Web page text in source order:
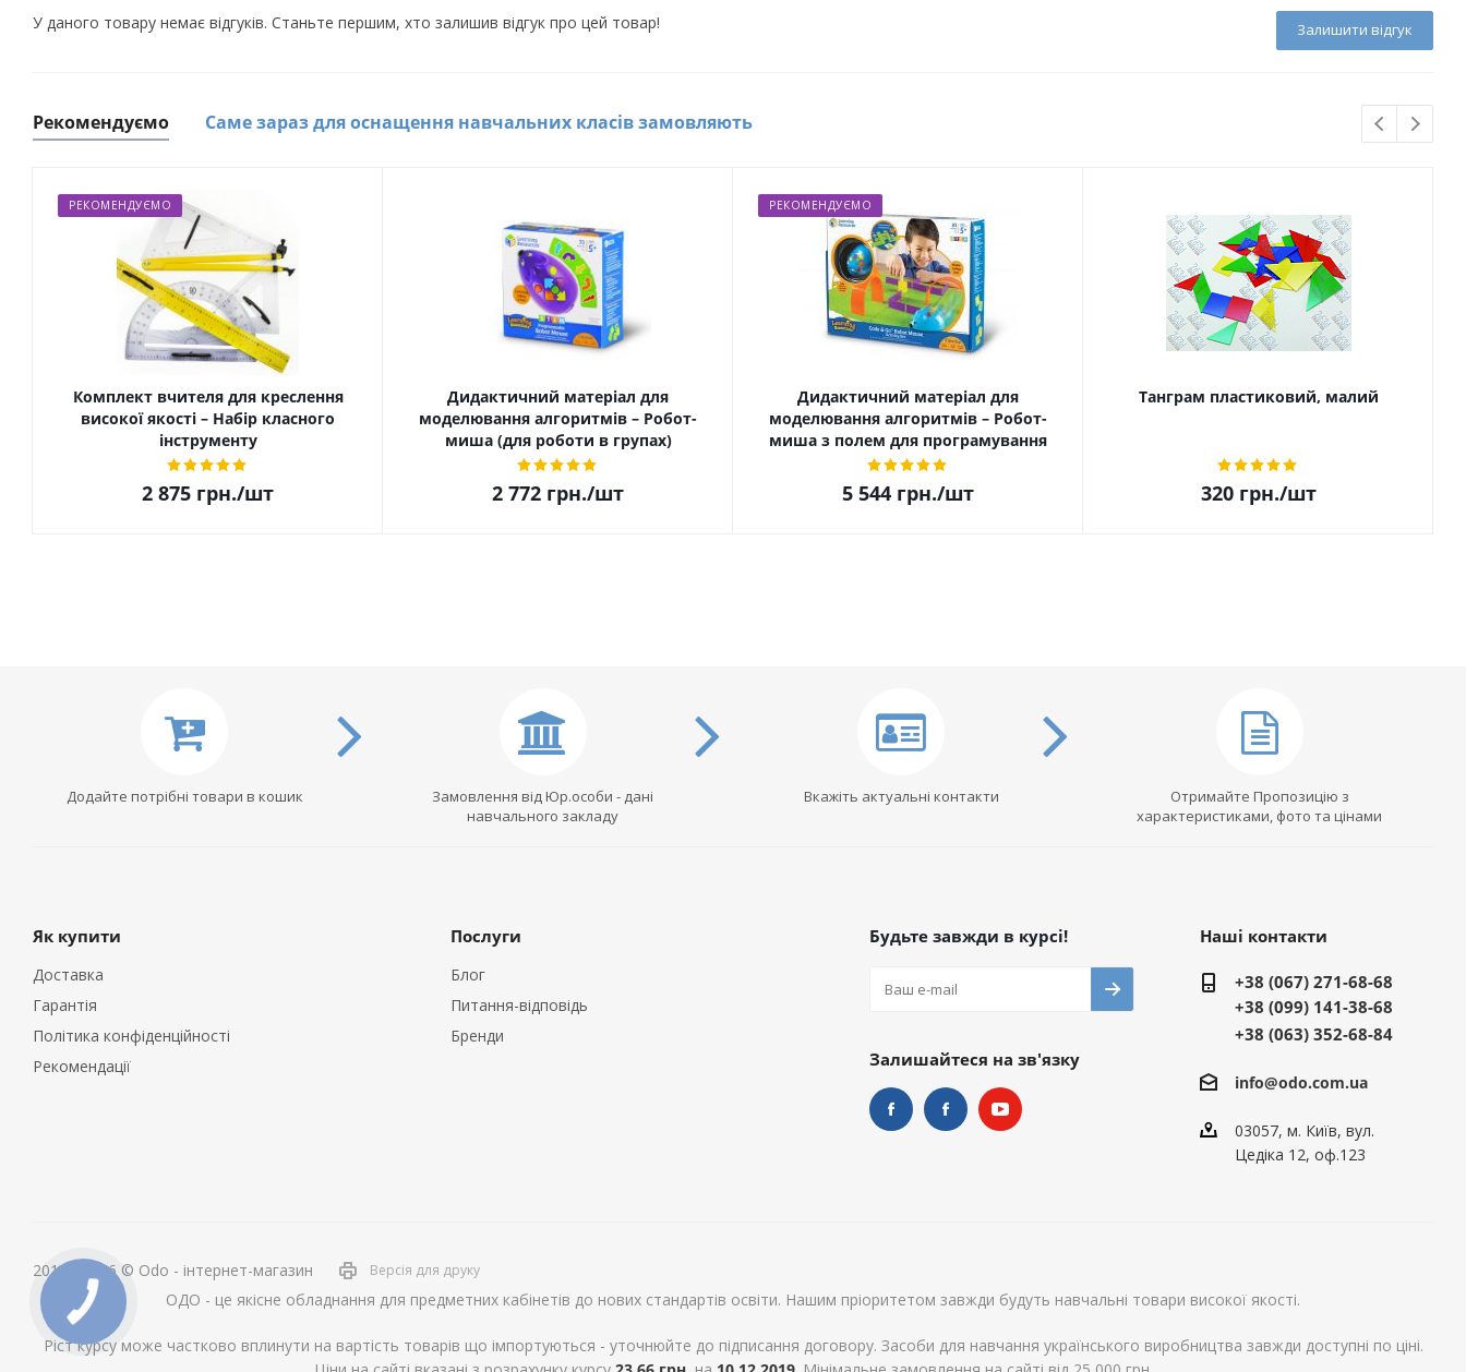
Залишити відгук
У даного товару немає відгуків. Станьте першим, хто залишив відгук про цей товар!
Рекомендуємо Саме зараз для оснащення навчальних класів замовляють
РЕКОМЕНДУЄМО
Комплект вчителя для креслення
високої якості – Набір класного
інструменту
2 875 грн./шт
Дидактичний матеріал для
моделювання алгоритмів – Робот-
миша (для роботи в групах)
2 772 грн./шт
РЕКОМЕНДУЄМО
Дидактичний матеріал для
моделювання алгоритмів – Робот-
миша з полем для програмування
5 544 грн./шт
Танграм пластиковий, малий
320грн./шт
Додайте потрібні товари в кошик
Замовлення від Юр.особи - дані
навчального закладу
Вкажіть актуальні контакти
Отримайте Пропозицію з
характеристиками, фото та цінами
Як купити
Доставка
Гарантія
Політика конфіденційності
Рекомендації
Послуги
Блог
Питання-відповідь
Бренди
Будьте завжди в курсі!
Залишайтеся на зв'язку
Наші контакти
+38 (067) 271-68-68
+38 (099) 141-38-68
+38 (063) 352-68-84
info@odo.com.ua
03057, м. Київ, вул.
Цедіка 12, оф.123
2014 - 2026 © Odo - інтернет-магазин Версія для друку
ОДО - це якісне обладнання для предметних кабінетів до нових стандартів освіти. Нашим пріоритетом завжди будуть навчальні товари високої якості.
Ріст курсу може частково вплинути на вартість товарів що імпортуються - уточнюйте до підписання договору. Засоби для навчання українського виробництва завжди доступні по ціні.